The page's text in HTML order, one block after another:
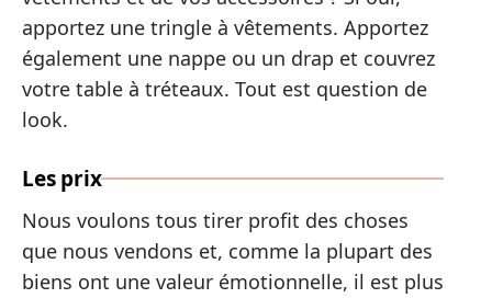
apportez une tringle à vêtements. Apportez
également une nappe ou un drap et couvrez
votre table à tréteaux. Tout est question de
look.
Les prix
Nous voulons tous tirer profit des choses
que nous vendons et, comme la plupart des
biens ont une valeur émotionnelle, il est plus